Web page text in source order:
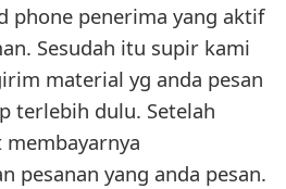
phone penerima yang aktif
Sesudah itu supir kami
material yg anda pesan
terlebih dulu. Setelah
pesanan yang anda pesan.